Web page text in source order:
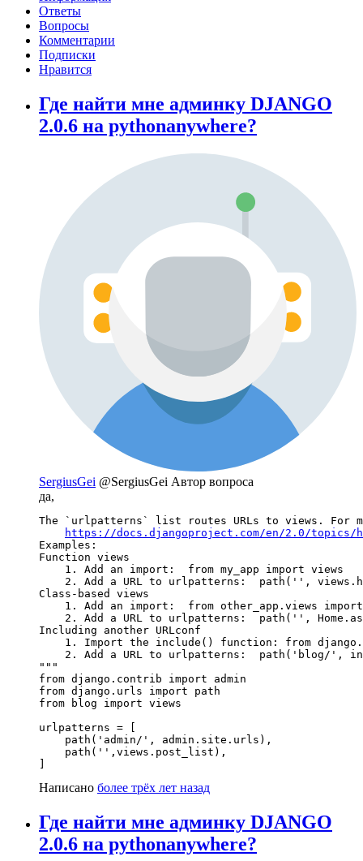
Ответы
Вопросы
Комментарии
Подписки
Нравится
Где найти мне админку DJANGO
2.0.6 на pythonanywhere?
SergiusGei @SergiusGei Автор вопроса
да,
The `urlpatterns` list routes URLs to views. For
https://docs.djangoproject.com/en/2.0/
Examples:
Function views
    1. Add an import:  from my_app import views
2. Add a URL to urlpatterns:  path('',
Class-based views
1. Add an import:  from other_app.views
2. Add a URL to urlpatterns:  path('',
Including another URLconf
1. Import the include() function: from
2. Add a URL to urlpatterns:  path('blog/',
"""
from django.contrib import admin
from django.urls import path
from blog import views
urlpatterns = [
    path('admin/', admin.site.urls),
    path('',views.post_list),
Написано более трёх лет назад
Где найти мне админку DJANGO
2.0.6 на pythonanywhere?